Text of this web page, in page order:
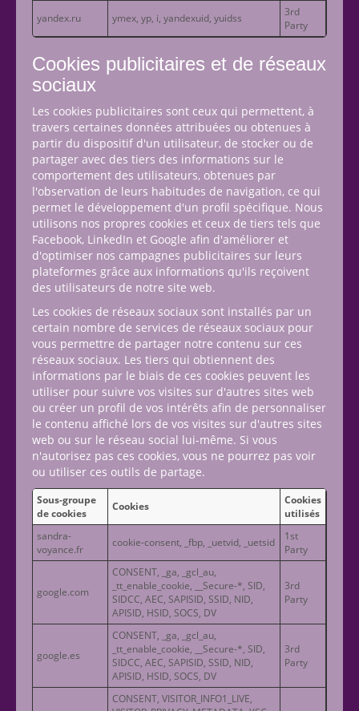
yandex.ru ymex, yp, i, yandexuid, yuidss
3rd
Party
Cookies publicitaires et de réseaux
sociaux
Les cookies publicitaires sont ceux qui permettent, à
travers certaines données attribuées ou obtenues à
partir du dispositif d'un utilisateur, de stocker ou de
partager avec des tiers des informations sur le
comportement des utilisateurs, obtenues par
l'observation de leurs habitudes de navigation, ce qui
permet le développement d'un profil spécifique. Nous
utilisons nos propres cookies et ceux de tiers tels que
Facebook, LinkedIn et Google afin d'améliorer et
d'optimiser nos campagnes publicitaires sur leurs
plateformes grâce aux informations qu'ils reçoivent
des utilisateurs de notre site web.
Les cookies de réseaux sociaux sont installés par un
certain nombre de services de réseaux sociaux pour
vous permettre de partager notre contenu sur ces
réseaux sociaux. Les tiers qui obtiennent des
informations par le biais de ces cookies peuvent les
utiliser pour suivre vos visites sur d'autres sites web
ou créer un profil de vos intérêts afin de personnaliser
le contenu affiché lors de vos visites sur d'autres sites
web ou sur le réseau social lui-même. Si vous
n'autorisez pas ces cookies, vous ne pourrez pas voir
ou utiliser ces outils de partage.
Sous-groupe
de cookies
Cookies
Cookies
utilisés
sandra-
voyance.fr
cookie-consent, _fbp, _uetvid, _uetsid
1st
Party
google.com
CONSENT, _ga, _gcl_au,
_tt_enable_cookie, __Secure-*, SID,
SIDCC, AEC, SAPISID, SSID, NID,
APISID, HSID, SOCS, DV
3rd
Party
google.es
CONSENT, _ga, _gcl_au,
_tt_enable_cookie, __Secure-*, SID,
SIDCC, AEC, SAPISID, SSID, NID,
APISID, HSID, SOCS, DV
3rd
Party
CONSENT, VISITOR_INFO1_LIVE,